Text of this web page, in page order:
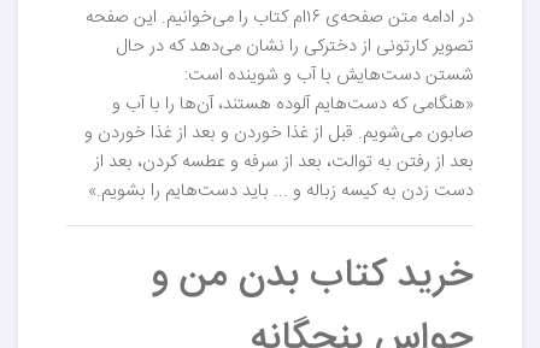
در ادامه متن صفحه‌ی ۱۶ام کتاب را می‌خوانیم. این صفحه
تصویر کارتونی از دخترکی را نشان می‌دهد که در حال
شستن دست‌هایش با آب و شوینده است:
«هنگامی که دست‌هایم آلوده هستند، آن‌ها را با آب و
صابون می‌شویم. قبل از غذا خوردن و بعد از غذا خوردن و
بعد از رفتن به توالت، بعد از سرفه و عطسه کردن، بعد از
دست زدن به کیسه زباله و ... باید دست‌هایم را بشویم.»
خرید کتاب بدن من و